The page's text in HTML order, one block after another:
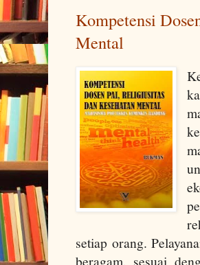
Kompetensi
Mental
setiap orang.